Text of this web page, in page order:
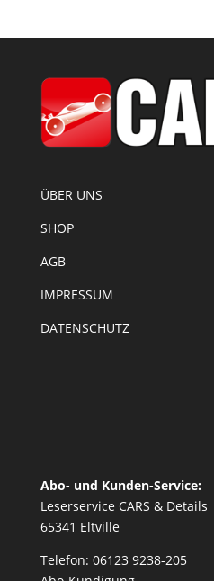
ÜBER UNS
SHOP
AGB
IMPRESSUM
DATENSCHUTZ
Abo- und Kunden-Service:
Leserservice CARS & Details
65341 Eltville
Telefon: 06123 9238-205